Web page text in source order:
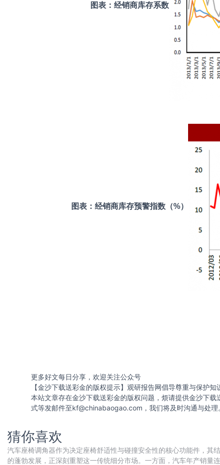
图表：经销商库存系数
图表：经销商库存预警指数（%）
更多好文每日分享，欢迎关注公众号
【金沙下载送彩金的版权提示】观研报告网倡导尊重与保护
本站文章存在金沙下载送彩金的版权问题，烦请提供金沙下
式等发邮件至kf@chinabaogao.com ，我们将及时沟通与处理
猜你喜欢
汽车座椅调角器作为决定座椅舒适性与碰撞安全性的核心功能件，其
的蓬勃发展，正深刻重塑这一传统细分市场。一方面，汽车年产销